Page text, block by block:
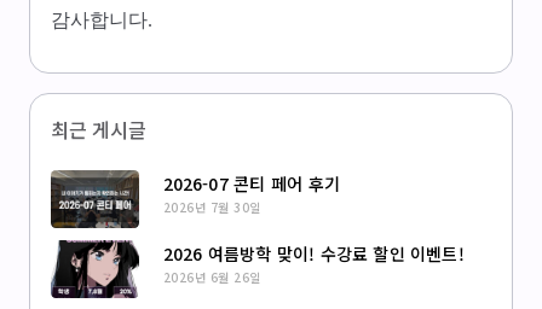
감사합니다.
최근 게시글
2026-07 콘티 페어 후기
2026년 7월 30일
2026 여름방학 맞이! 수강료 할인 이벤트!
2026년 6월 26일